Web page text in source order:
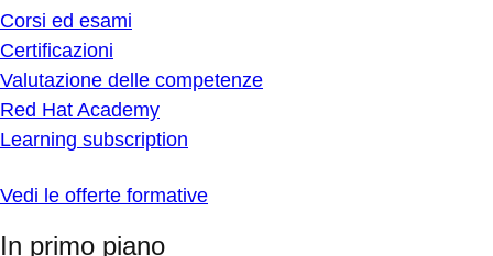
Corsi ed esami
Certificazioni
Valutazione delle competenze
Red Hat Academy
Learning subscription
Vedi le offerte formative
In primo piano